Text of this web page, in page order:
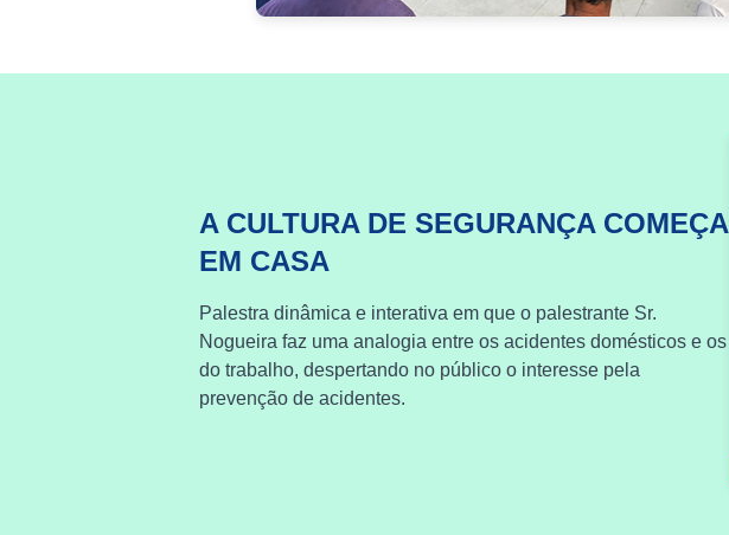
A CULTURA DE SEGURANÇA COMEÇA
EM CASA
Palestra dinâmica e interativa em que o palestrante Sr.
Nogueira faz uma analogia entre os acidentes domésticos e os
do trabalho, despertando no público o interesse pela
prevenção de acidentes.